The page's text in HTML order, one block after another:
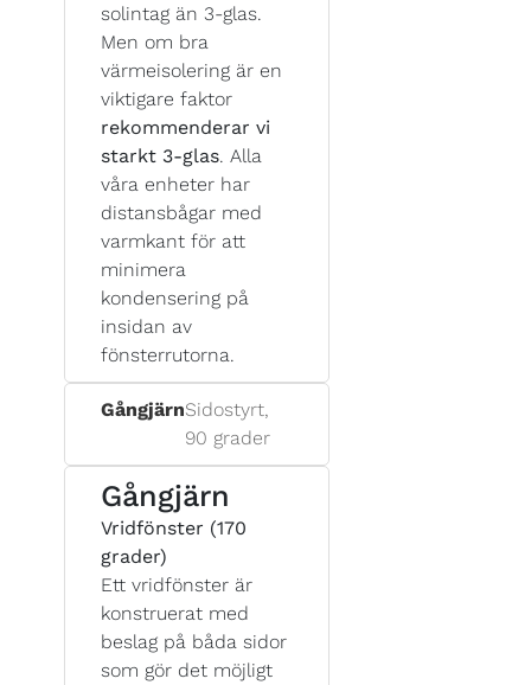
solintag än 3-glas.
Men om bra
värmeisolering är en
viktigare faktor
rekommenderar vi
starkt 3-glas. Alla
våra enheter har
distansbågar med
varmkant för att
minimera
kondensering på
insidan av
fönsterrutorna.
GångjärnSidostyrt,
90 grader
Gångjärn
Vridfönster (170
grader)
Ett vridfönster är
konstruerat med
beslag på båda sidor
som gör det möjligt